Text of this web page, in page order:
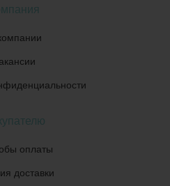
оплаты
доставки